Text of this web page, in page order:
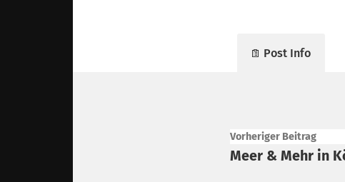
Post Info
Vorheriger Beitrag
Meer & Mehr in